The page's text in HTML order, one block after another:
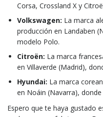
Corsa, Crossland X y
Volkswagen: La marca
producción en Landaben
modelo Polo.
Citroën: La marca
en Villaverde (Madrid),
Hyundai: La marca
en Noáin (Navarra),
Espero que te haya gustado